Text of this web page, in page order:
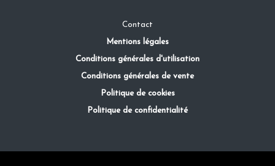
Contact
Mentions légales
Conditions générales d'utilisation
Conditions générales de vente
Politique de cookies
Politique de confidentialité